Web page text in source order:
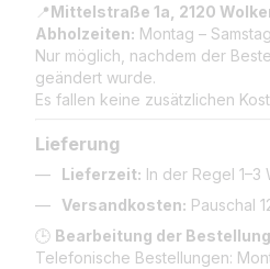
📍Mittelstraße 1a, 2120
Abholzeiten: Montag –
Nur möglich, nachdem der
geändert wurde.
Es fallen keine zusätzlichen
Lieferung
Lieferzeit: In der Regel 1–3
Versandkosten: Pauschal
🕒 Bearbeitung der
Telefonische Bestellungen: